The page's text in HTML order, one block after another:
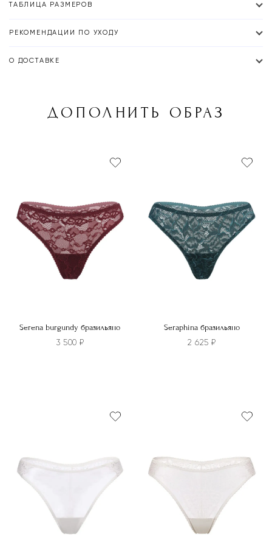
ТАБЛИЦА РАЗМЕРОВ
РЕКОМЕНДАЦИИ ПО УХОДУ
О ДОСТАВКЕ
ДОПОЛНИТЬ ОБРАЗ
Serena burgundy бразильяно
3 500₽
можно
выбрать
странице
Seraphina бразильяно
2 625₽
можно
выбрать
странице